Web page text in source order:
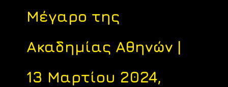
Μέγαρο της
Ακαδημίας Αθηνών |
13 Μαρτίου 2024,